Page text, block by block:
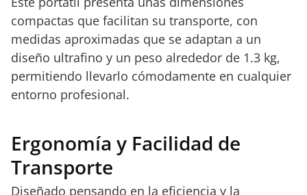
compactas que facilitan su transporte, con
medidas aproximadas que se adaptan a un
diseño ultrafino y un peso alrededor de 1.3 kg,
permitiendo llevarlo cómodamente en cualquier
entorno profesional.
Ergonomía y Facilidad de
Transporte
Diseñado pensando en la eficiencia y la